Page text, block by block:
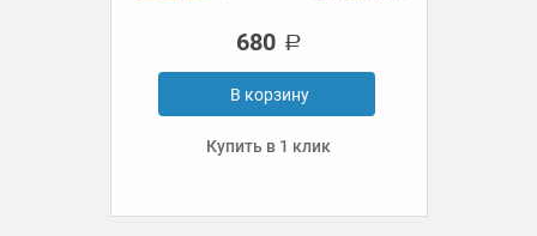
680
В корзину
Купить в 1 клик